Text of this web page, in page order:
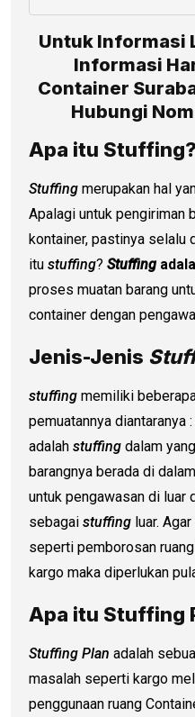
Untuk Informasi
Informasi
Container
Hubungi
Apa itu Stuffing?
Stuffing merupakan hal
Apalagi untuk pengiriman
kontainer, pastinya selalu
itu stuffing? Stuffing
proses muatan barang
container dengan
Jenis-Jenis
stuffing memiliki
pemuatannya diantaranya
adalah stuffing dalam
barangnya berada di
untuk pengawasan di luar
sebagai stuffing luar.
seperti pemborosan
kargo maka diperlukan
Apa itu Stuffing
Stuffing Plan adalah
masalah seperti kargo
penggunaan ruang